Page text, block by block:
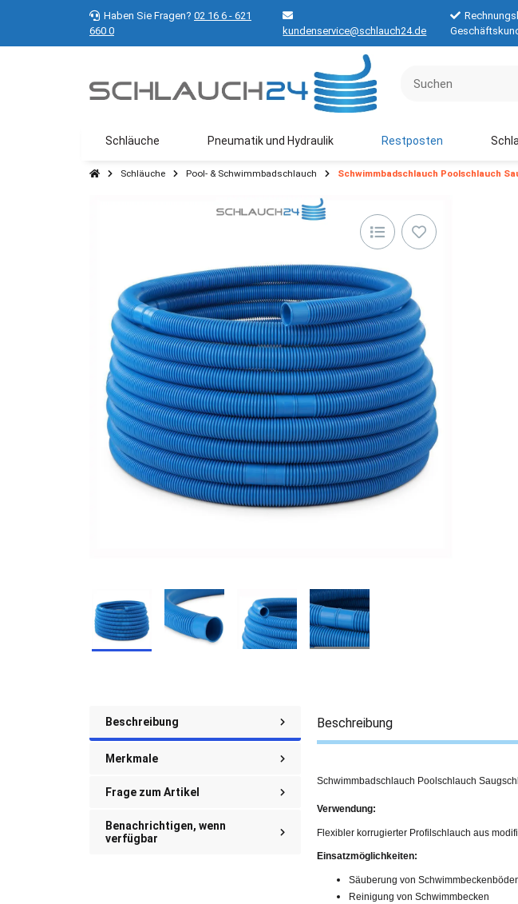
Haben Sie Fragen? 02 16 6 - 621
660 0
kundenservice@schlauch24.de
Schläuche Pneumatik und Hydraulik Restposten
Schläuche Pool- & Schwimmbadschlauch Schwimmbadschlauch Poolschlauch
Beschreibung
Merkmale
Frage zum Artikel
Benachrichtigen, wenn
verfügbar
Beschreibung
Schwimmbadschlauch Poolschlauch
Verwendung:
Flexibler korrugierter Profilschlauch aus
Einsatzmöglichkeiten:
Säuberung von
Reinigung von Schwimmbecken